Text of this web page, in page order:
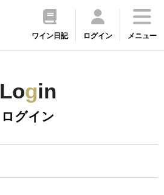
ワイン日記 ログイン メニュー
Login
ログイン